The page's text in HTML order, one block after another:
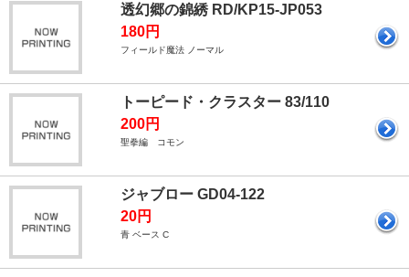
透幻郷の錦綉 RD/KP15-JP053
180円
フィールド魔法 ノーマル
トーピード・クラスター 83/110
200円
聖拳編 コモン
ジャブロー GD04-122
20円
青 ベース C